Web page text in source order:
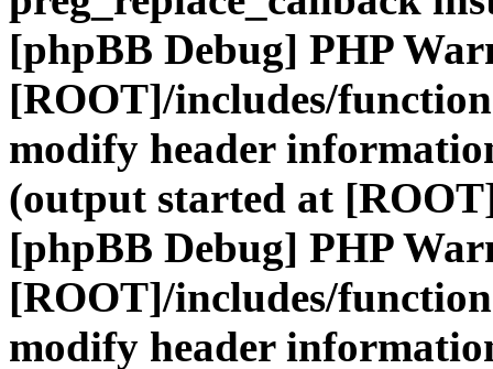
[phpBB Debug] PHP
[ROOT]/includes/
modify header
(output started at
[phpBB Debug] PHP
[ROOT]/includes/
modify header